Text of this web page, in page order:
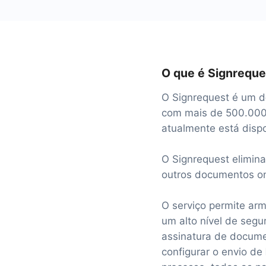
O que é
O Signrequest é um
com mais de
atualmente está
O Signrequest
outros documentos
O serviço permite
um alto nível de
assinatura de
configurar o envio